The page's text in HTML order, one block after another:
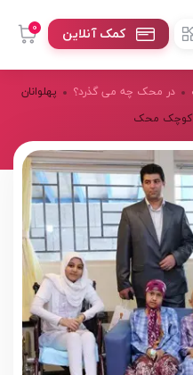
0 کمک آنلاین
در محک چه می گذرد؟
پهلوانان
کوچک محک